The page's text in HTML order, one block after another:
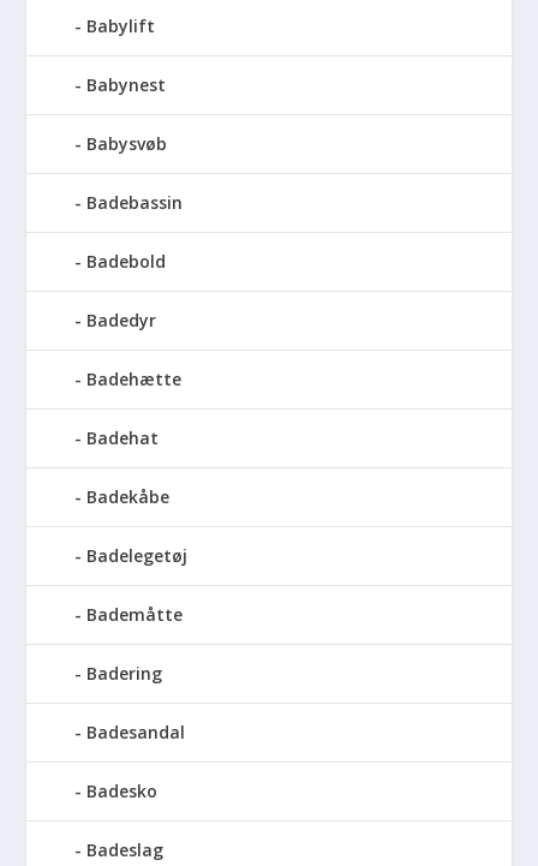
Babylift
Babynest
Babysvøb
Badebassin
Badebold
Badedyr
Badehætte
Badehat
Badekåbe
Badelegetøj
Bademåtte
Badering
Badesandal
Badesko
Badeslag